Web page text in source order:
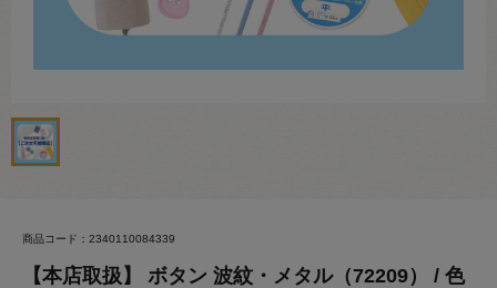
商品コード：2340110084339
【本店取扱】 ボタン 波紋・メタル（72209） / 色